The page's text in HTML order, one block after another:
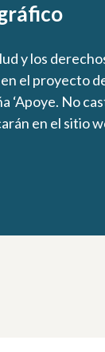
y los
el proyecto
‘Apoye. No
en el sitio